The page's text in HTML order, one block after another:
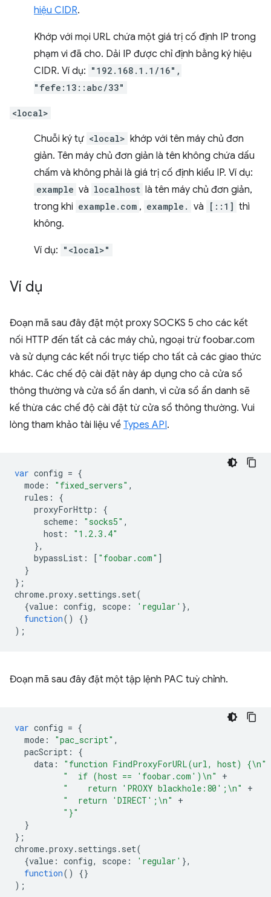
hiệu CIDR.
Khớp với mọi URL chứa một giá trị cố định IP trong
phạm vi đã cho. Dải IP được chỉ định bằng ký hiệu
CIDR. Ví dụ: "192.168.1.1/16",
"fefe:13::abc/33"
<local>
Chuỗi ký tự <local> khớp với tên máy chủ đơn
giản. Tên máy chủ đơn giản là tên không chứa dấu
chấm và không phải là giá trị cố định kiểu IP. Ví dụ:
example và localhost là tên máy chủ đơn giản,
trong khi example.com , example. và [::1] thì
không.
Ví dụ: "<local>"
Ví dụ
Đoạn mã sau đây đặt một proxy SOCKS 5 cho các kết
nối HTTP đến tất cả các máy chủ, ngoại trừ foobar.com
và sử dụng các kết nối trực tiếp cho tất cả các giao thức
khác. Các chế độ cài đặt này áp dụng cho cả cửa sổ
thông thường và cửa sổ ẩn danh, vì cửa sổ ẩn danh sẽ
kế thừa các chế độ cài đặt từ cửa sổ thông thường. Vui
lòng tham khảo tài liệu về Types API.
var config = {
mode : "fixed_servers" ,
rules :
{
proxyForHttp :
{
scheme : "socks5" ,
host :
"1.2.3.4"
},
bypassList : [ "foobar.com" ]
}
};
chrome.proxy. settings . set(
{value : config, scope : 'regular' },
function()
{}
);
Đoạn mã sau đây đặt một tập lệnh PAC tuỳ chỉnh.
var config = {
mode : "pac_script" ,
pacScript :
{
data :
"function FindProxyForURL(url, host) {\n"
"  if (host == 'foobar.com')\n"
+
"    return 'PROXY blackhole:80';\n"
+
"  return 'DIRECT';\n"
+
"}"
}
};
chrome.proxy. settings . set(
{value : config, scope : 'regular' },
function()
{}
);